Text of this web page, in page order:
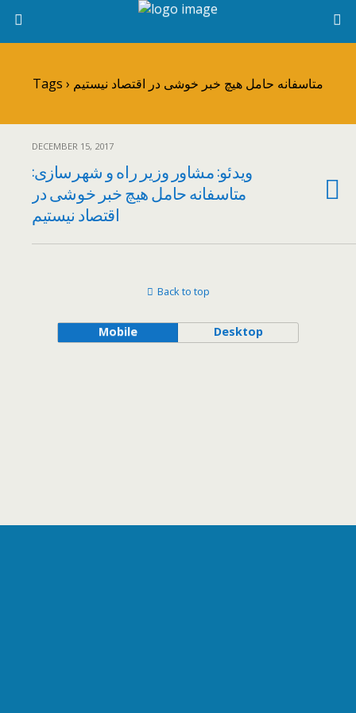
Tags › متاسفانه حامل هیچ خبر خوشی در اقتصاد نیستیم
DECEMBER 15, 2017
ویدئو: مشاور وزیر راه و شهرسازی:
متاسفانه حامل هیچ خبر خوشی در
اقتصاد نیستیم
Back to top
Mobile Desktop